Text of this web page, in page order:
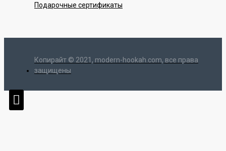
Подарочные сертификаты
Копирайт © 2021, modern-hookah.com, все права
защищены